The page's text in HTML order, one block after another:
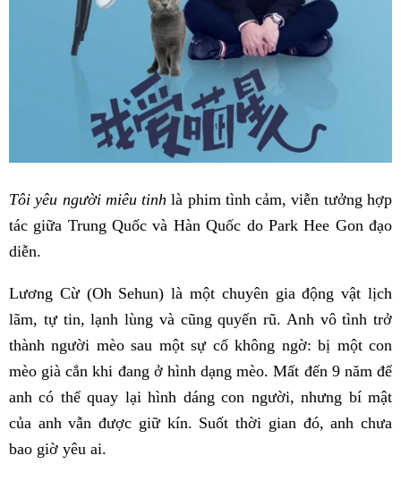
Tôi yêu người miêu tinh là phim tình cảm, viễn tưởng hợp
tác giữa Trung Quốc và Hàn Quốc do Park Hee Gon đạo
diễn.
Lương Cừ (Oh Sehun) là một chuyên gia động vật lịch
lãm, tự tin, lạnh lùng và cũng quyến rũ. Anh vô tình trở
thành người mèo sau một sự cố không ngờ: bị một con
mèo già cắn khi đang ở hình dạng mèo. Mất đến 9 năm để
anh có thể quay lại hình dáng con người, nhưng bí mật
của anh vẫn được giữ kín. Suốt thời gian đó, anh chưa
bao giờ yêu ai.